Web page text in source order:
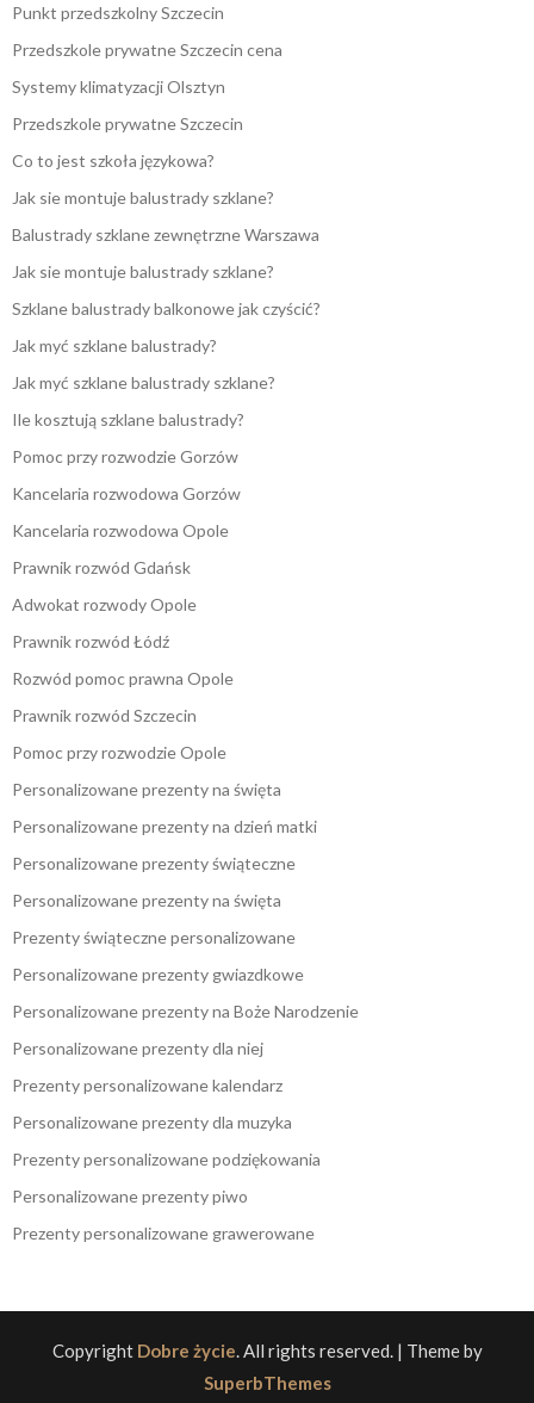
Punkt przedszkolny Szczecin
Przedszkole prywatne Szczecin cena
Systemy klimatyzacji Olsztyn
Przedszkole prywatne Szczecin
Co to jest szkoła językowa?
Jak sie montuje balustrady szklane?
Balustrady szklane zewnętrzne Warszawa
Jak sie montuje balustrady szklane?
Szklane balustrady balkonowe jak czyścić?
Jak myć szklane balustrady?
Jak myć szklane balustrady szklane?
Ile kosztują szklane balustrady?
Pomoc przy rozwodzie Gorzów
Kancelaria rozwodowa Gorzów
Kancelaria rozwodowa Opole
Prawnik rozwód Gdańsk
Adwokat rozwody Opole
Prawnik rozwód Łódź
Rozwód pomoc prawna Opole
Prawnik rozwód Szczecin
Pomoc przy rozwodzie Opole
Personalizowane prezenty na święta
Personalizowane prezenty na dzień matki
Personalizowane prezenty świąteczne
Personalizowane prezenty na święta
Prezenty świąteczne personalizowane
Personalizowane prezenty gwiazdkowe
Personalizowane prezenty na Boże Narodzenie
Personalizowane prezenty dla niej
Prezenty personalizowane kalendarz
Personalizowane prezenty dla muzyka
Prezenty personalizowane podziękowania
Personalizowane prezenty piwo
Prezenty personalizowane grawerowane
Copyright Dobre życie . All rights reserved. | Theme by
SuperbThemes